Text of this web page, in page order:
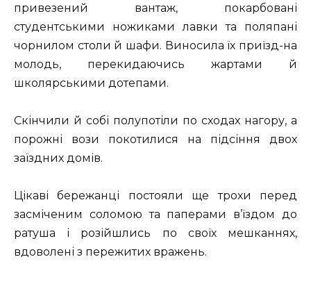
привезений вантаж, покарбовані
студентськими ножиками лавки та поляпані
чорнилом столи й шафи. Виносила їх приїзд-на
молодь, перекидаючись жартами й
школярськими дотепами.
Скінчили й собі полупотіли по сходах нагору, а
порожні вози покотилися на підсіння двох
заїздних домів.
Цікаві бережанці постояли ще трохи перед
засміченим соломою та паперами в’їздом до
ратуша і розійшлись по своїх мешканнях,
вдоволені з пережитих вражень.